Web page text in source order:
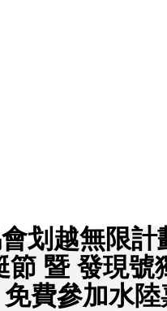
會划越無限
節 暨 發現號
免費參加水